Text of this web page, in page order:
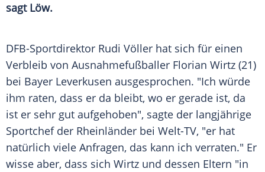
sagt Löw.
DFB-Sportdirektor Rudi Völler hat sich für einen
Verbleib von Ausnahmefußballer Florian Wirtz (21)
bei Bayer Leverkusen ausgesprochen. "Ich würde
ihm raten, dass er da bleibt, wo er gerade ist, da
ist er sehr gut aufgehoben", sagte der langjährige
Sportchefder Rheinländer bei Welt-TV, "er hat
natürlich viele Anfragen, das kann ich verraten." Er
wisse aber, dass sich Wirtz und dessen Eltern "in